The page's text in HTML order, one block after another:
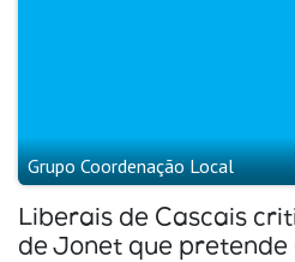
Grupo Coordenação Local
Liberais de Cascais
de Jonet que pretende